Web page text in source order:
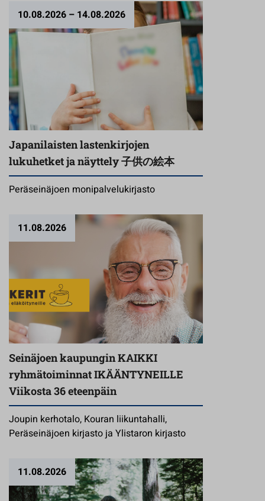
10.08.2026 – 14.08.2026
Japanilaisten lastenkirjojen
lukuhetket ja näyttely 子供の絵本
Peräseinäjoen monipalvelukirjasto
11.08.2026
Seinäjoen kaupungin KAIKKI
ryhmätoiminnat IKÄÄNTYNEILLE
Viikosta 36 eteenpäin
Joupin kerhotalo, Kouran liikuntahalli,
Peräseinäjoen kirjasto ja Ylistaron kirjasto
11.08.2026